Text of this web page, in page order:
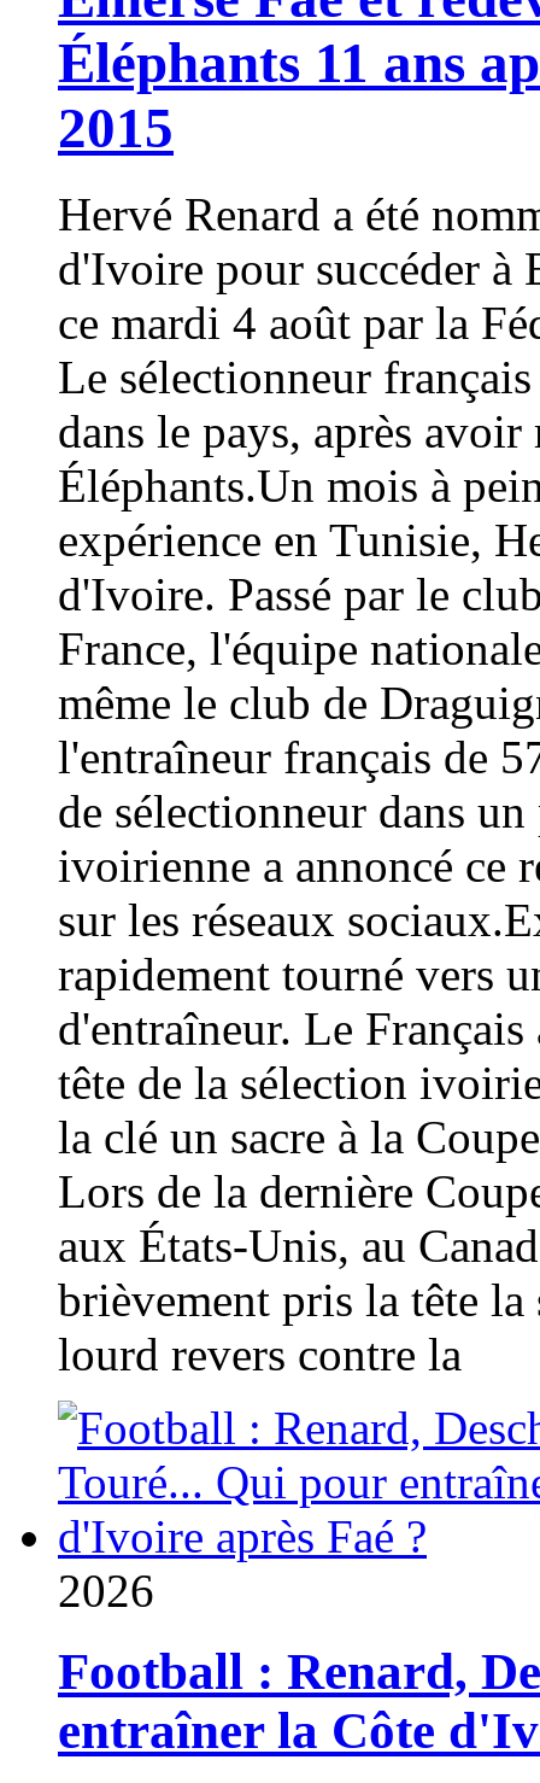
Éléphants 11 ans
2015
Hervé Renard a été
d'Ivoire pour succéder à
ce mardi 4 août par la
Le sélectionneur
dans le pays, après
Éléphants.Un mois à
expérience en Tunisie,
d'Ivoire. Passé par le
France, l'équipe
même le club de
l'entraîneur français de
de sélectionneur dans
ivoirienne a annoncé ce
sur les réseaux
rapidement tourné vers
d'entraîneur. Le
tête de la sélection
la clé un sacre à la
Lors de la dernière
aux États-Unis, au
brièvement pris la tête
lourd revers contre la
2026
Football : Renard,
entraîner la Côte